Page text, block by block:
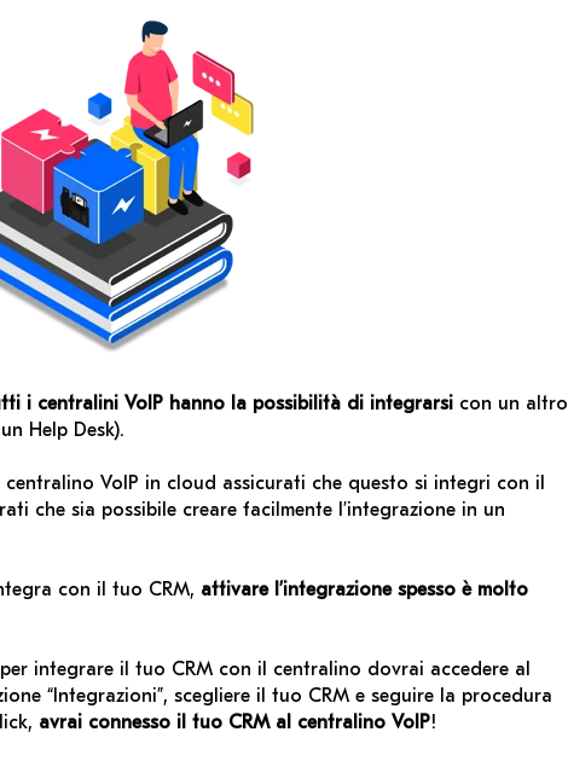
i centralini VoIP hanno la possibilità di integrarsi con un altro
Help Desk).
VoIP in cloud assicurati che questo si integri con il
che sia possibile creare facilmente l’integrazione in un
con il tuo CRM, attivare l’integrazione spesso è molto
integrare il tuo CRM con il centralino dovrai accedere al
“Integrazioni”, scegliere il tuo CRM e seguire la procedura
avrai connesso il tuo CRM al centralino VoIP!